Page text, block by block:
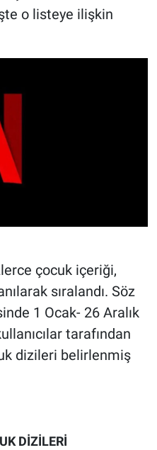
o listeye ilişkin
çocuk içeriği,
sıralandı. Söz
1 Ocak- 26 Aralık
tarafından
dizileri belirlenmiş
DİZİLERİ